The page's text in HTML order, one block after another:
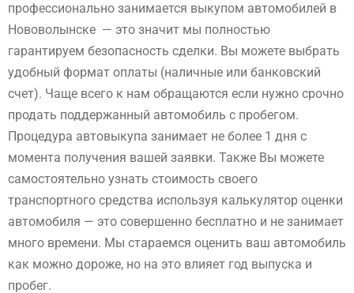
профессионально занимается выкупом автомобилей в
Нововолынске — это значит мы полностью
гарантируем безопасность сделки. Вы можете выбрать
удобный формат оплаты (наличные или банковский
счет). Чаще всего к нам обращаются если нужно срочно
продать поддержанный автомобиль с пробегом.
Процедура автовыкупа занимает не более 1 дня с
момента получения вашей заявки. Также Вы можете
самостоятельно узнать стоимость своего
транспортного средства используя калькулятор оценки
автомобиля — это совершенно бесплатно и не занимает
много времени. Мы стараемся оценить ваш автомобиль
как можно дороже, но на это влияет год выпуска и
пробег.